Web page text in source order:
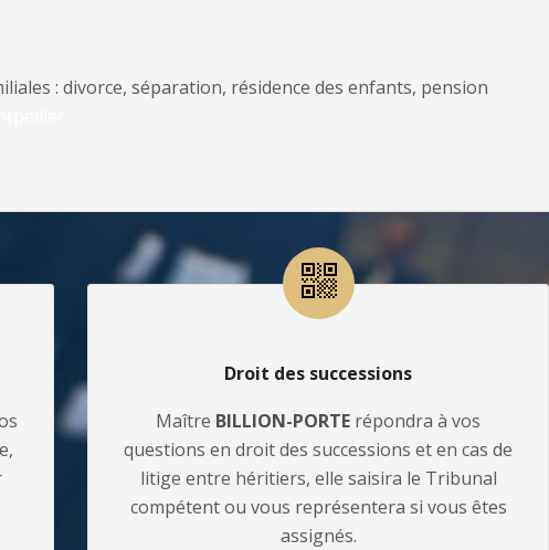
: divorce, séparation, résidence des enfants, pension
Droit des successions
Maître BILLION-PORTE répondra à vos
questions en droit des successions et en cas de
litige entre héritiers, elle saisira le Tribunal
compétent ou vous représentera si vous êtes
assignés.